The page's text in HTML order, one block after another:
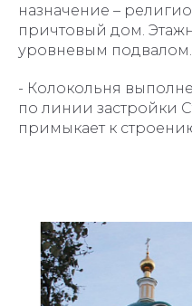
назначение –
причтовый дом.
уровневым подвалом.
- Колокольня
по линии застройки
примыкает к